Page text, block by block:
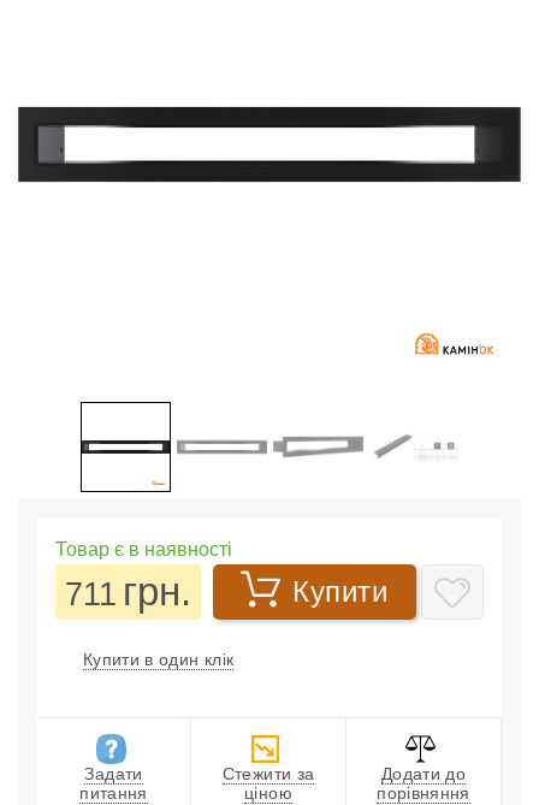
Товар є в наявності
711 грн. Купити
Купити в один клік
Задати
питання
Стежити за
ціною
Додати до
порівняння